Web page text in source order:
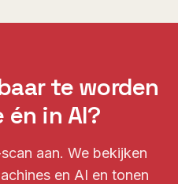
te worden
én in AI?
aan. We bekijken
en AI en tonen